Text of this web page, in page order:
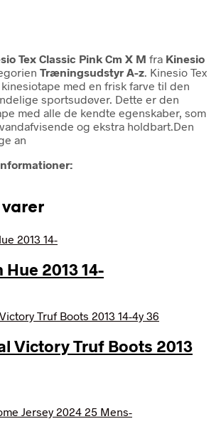
Tex Classic Pink Cm X M fra Kinesio
Træningsudstyr A-z. Kinesio Tex
med en frisk farve til den
sportsudøver. Dette er den
med alle de kendte egenskaber, som
og ekstra holdbart.Den
an
2013 14-
Victory Truf Boots 2013